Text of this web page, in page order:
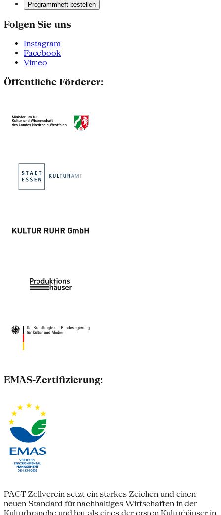
Programmheft bestellen
Folgen Sie uns
Instagram
Facebook
Vimeo
Öffentliche Förderer:
EMAS-Zertifizierung:
PACT Zollverein setzt ein starkes Zeichen und einen
neuen Standard für nachhaltiges Wirtschaften in der
Kulturbranche und hat als eines der ersten Kulturhäuser in